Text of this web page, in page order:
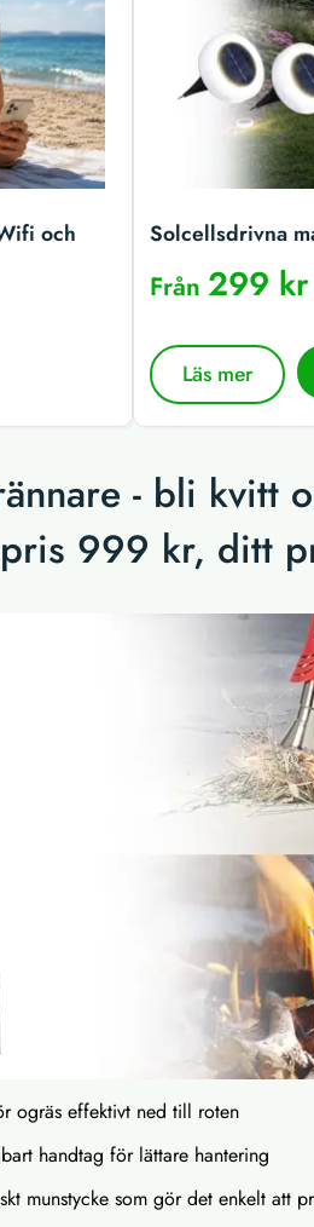
och
Solcellsdrivna
Från299 kr
Läs mer
- bli kvitt
999 kr, ditt
ogräs effektivt ned till roten
handtag för lättare hantering
munstycke som gör det enkelt att